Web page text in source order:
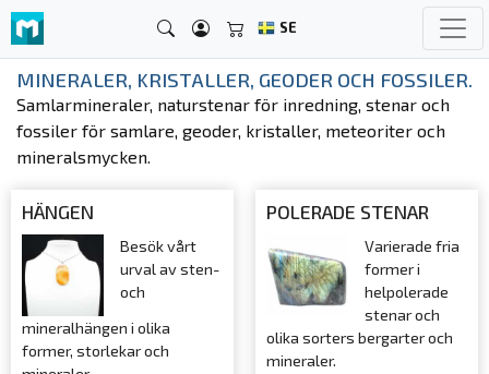
SE
MINERALER, KRISTALLER, GEODER OCH FOSSILER.
Samlarmineraler, naturstenar för inredning, stenar och
fossiler för samlare, geoder, kristaller, meteoriter och
mineralsmycken.
HÄNGEN
Besök vårt
urval av sten-
och
mineralhängen i olika
former, storlekar och
POLERADE STENAR
Varierade fria
former i
helpolerade
stenar och
olika sorters bergarter och
mineraler.